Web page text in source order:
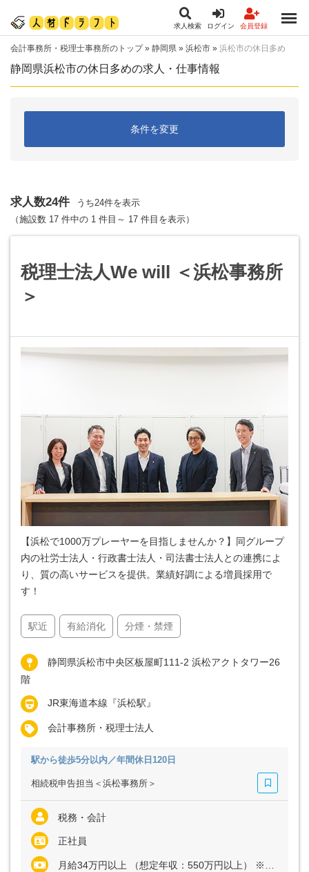
求人検索 ログイン 会員登録
会計事務所・税理士事務所のトップ» 静岡県 » 浜松市 » 浜松市の休日多め
静岡県浜松市の休日多めの求人・仕事情報
条件を変更
求人数24件
うち24件を表示
（施設数 17 件中の 1 件目～ 17 件目を表示）
税理士法人We will ＜浜松事務所
＞
【浜松で1000万プレーヤーを目指しませんか？】同グループ
内の社労士法人・行政書士法人・司法書士法人との連携によ
り、質の高いサービスを提供。業績好調による増員採用で
す！
駅近 有給消化 分煙・禁煙
静岡県浜松市中央区板屋町111-2 浜松アクトタワー26
階
JR東海道本線『浜松駅』
会計事務所・税理士法人
駅から徒歩5分以内／年間休日120日
相続税申告担当＜浜松事務所＞
税務・会計
正社員
月給34万円以上 （想定年収：550万円以上） ※経験・能力など考慮の上、決定いたします ※上記に固定残業代（月40時間分＝8万600円以上）を含む ※超過分は別途全額支給